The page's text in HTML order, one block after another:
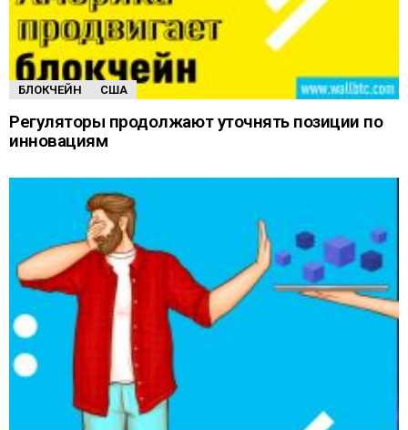
БЛОКЧЕЙН США
Регуляторы продолжают уточнять позиции по
инновациям